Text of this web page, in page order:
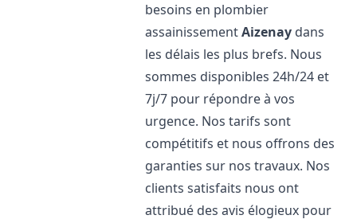
besoins en plombier
assainissementAizenay dans
les délais les plus brefs. Nous
sommes disponibles 24h/24 et
7j/7 pour répondre à vos
urgence. Nos tarifs sont
compétitifs et nous offrons des
garanties sur nos travaux. Nos
clients satisfaits nous ont
attribué des avis élogieux pour